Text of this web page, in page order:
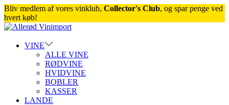
Bliv medlem af vores vinklub, Collector's Club, og spar penge ved
hvert køb!
Skip
navigation
Skip
contentVINE
ALLE VINE
RØDVINE
HVIDVINE
BOBLER
KASSER
LANDE